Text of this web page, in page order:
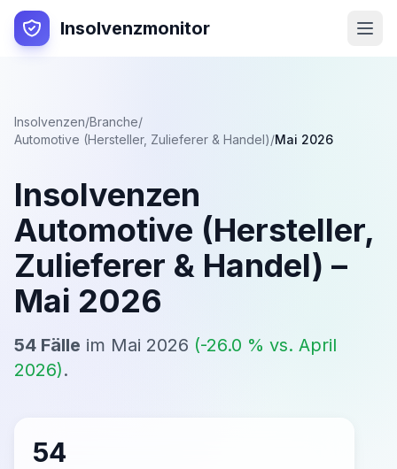
Insolvenzmonitor
Insolvenzen/Branche/
Automotive (Hersteller, Zulieferer & Handel)/Mai 2026
Insolvenzen
Automotive (Hersteller,
Zulieferer & Handel) –
Mai 2026
54 Fälle im Mai 2026 (-26.0 % vs. April
2026).
54